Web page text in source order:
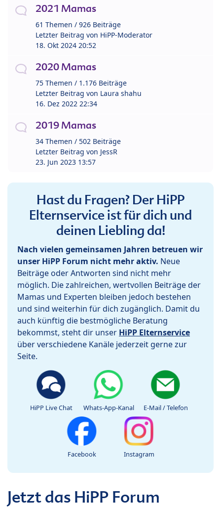
2021 Mamas
61 Themen / 926 Beiträge
Letzter Beitrag von HiPP-Moderator
18. Okt 2024 20:52
2020 Mamas
75 Themen / 1.176 Beiträge
Letzter Beitrag von Laura shahu
16. Dez 2022 22:34
2019 Mamas
34 Themen / 502 Beiträge
Letzter Beitrag von JessR
23. Jun 2023 13:57
Hast du Fragen? Der HiPP
Elternservice ist für dich und
deinen Liebling da!
Nach vielen gemeinsamen Jahren betreuen wir
unser HiPP Forum nicht mehr aktiv. Neue
Beiträge oder Antworten sind nicht mehr
möglich. Die zahlreichen, wertvollen Beiträge der
Mamas und Experten bleiben jedoch bestehen
und sind weiterhin für dich zugänglich. Damit du
auch künftig die bestmögliche Beratung
bekommst, steht dir unser HiPP Elternservice
über verschiedene Kanäle jederzeit gerne zur
Seite.
HiPP Live Chat Whats-App-Kanal E-Mail / Telefon
Facebook Instagram
Jetzt das HiPP Forum